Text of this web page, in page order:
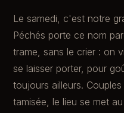
Le samedi, c'est notre
Péchés porte ce nom
trame, sans le crier : on
se laisser porter, pour
toujours ailleurs.
tamisée, le lieu se met